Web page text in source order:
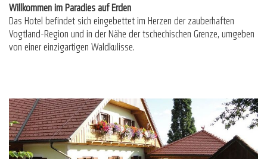
Willkommen im Paradies auf Erden
Das Hotel befindet sich eingebettet im Herzen der zauberhaften
Vogtland-Region und in der Nähe der tschechischen Grenze, umgeben
von einer einzigartigen Waldkulisse.